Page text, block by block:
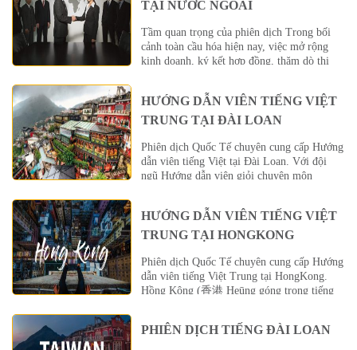
TẠI NƯỚC NGOÀI
Tầm quan trọng của phiên dịch Trong bối
cảnh toàn cầu hóa hiện nay, việc mở rộng
kinh doanh, ký kết hợp đồng, thăm dò thị
cá nhân là điều cần thiết cho các doanh
nghiệp và cá nhân Việt Nam. Điều này giúp
[…]
HƯỚNG DẪN VIÊN TIẾNG VIỆT
TRUNG TẠI ĐÀI LOAN
Phiên dịch Quốc Tế chuyên cung cấp Hướng
dẫn viên tiếng Việt tại Đài Loan. Với đội
ngũ Hướng dẫn viên giỏi chuyên môn
của người dân bản địa, thông thuộc địa bàn
các điểm danh lam thắng cảnh, khu vui chơi
giải trí, các tụ điểm ăn uống nổi tiếng…
HƯỚNG DẪN VIÊN TIẾNG VIỆT
TRUNG TẠI HONGKONG
Phiên dịch Quốc Tế chuyên cung cấp Hướng
dẫn viên tiếng Việt Trung tại HongKong.
Hồng Kông (香港 Heūng góng trong tiếng
chính của Cộng hòa Nhân dân Trung
PHIÊN DỊCH TIẾNG ĐÀI LOAN